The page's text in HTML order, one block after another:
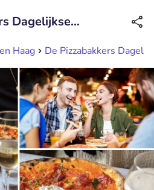
bis 23:00 Uhr (max 0,09€/Min)
Haag De Pizzabakkers
Dagelijkse